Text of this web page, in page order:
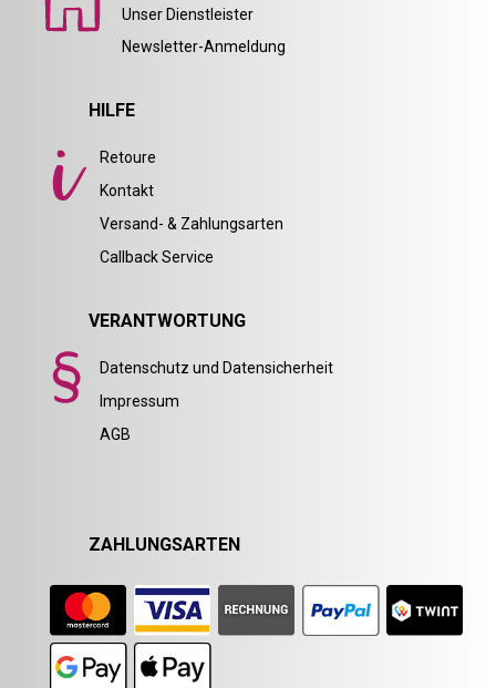
Unser Dienstleister
Newsletter-Anmeldung
HILFE
Retoure
Kontakt
Versand- & Zahlungsarten
Callback Service
VERANTWORTUNG
Datenschutz und Datensicherheit
Impressum
AGB
ZAHLUNGSARTEN